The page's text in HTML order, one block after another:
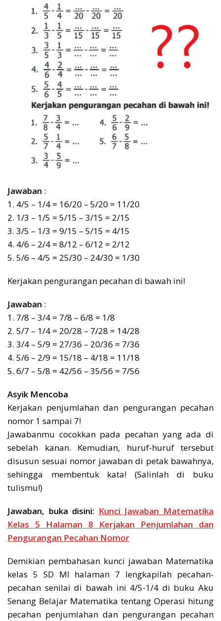
Jawaban :
1. 4/5 – 1/4 = 16/20 – 5/20 = 11/20
2. 1/3 – 1/5 = 5/15 – 3/15 = 2/15
3. 3/5 – 1/3 = 9/15 – 5/15 = 4/15
4. 4/6 – 2/4 = 8/12 – 6/12 = 2/12
5. 5/6 – 4/5 = 25/30 – 24/30 = 1/30
Kerjakan pengurangan pecahan di bawah ini!
Jawaban :
1. 7/8 – 3/4 = 7/8 – 6/8 = 1/8
2. 5/7 – 1/4 = 20/28 – 7/28 = 14/28
3. 3/4 – 5/9 = 27/36 – 20/36 = 7/36
4. 5/6 – 2/9 = 15/18 – 4/18 = 11/18
5. 6/7 – 5/8 = 42/56 – 35/56 = 7/56
Asyik Mencoba
Kerjakan penjumlahan dan pengurangan pecahan
nomor 1 sampai 7!
Jawabanmu cocokkan pada pecahan yang ada di
sebelah kanan. Kemudian, huruf-huruf tersebut
disusun sesuai nomor jawaban di petak bawahnya,
sehingga membentuk kata! (Salinlah di buku
tulismu!)
Jawaban, buka disini: Kunci Jawaban Matematika
Kelas 5 Halaman 8 Kerjakan Penjumlahan dan
Pengurangan Pecahan Nomor
Demikian pembahasan kunci jawaban Matematika
kelas 5 SD MI halaman 7 lengkapilah pecahan-
pecahan senilai di bawah ini 4/5-1/4 di buku Aku
Senang Belajar Matematika tentang Operasi hitung
pecahan penjumlahan dan pengurangan pecahan